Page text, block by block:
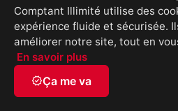
Comptant Illimité utilise des
expérience fluide et sécurisée.
améliorer notre site, tout en
En savoir plus
verifiedÇa me va